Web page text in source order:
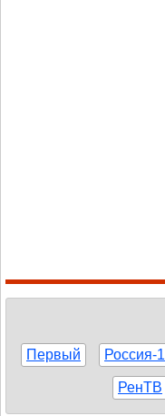
Первый Россия-1
РенТВ